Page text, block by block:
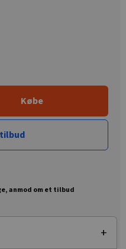
Købe
anmod om et tilbud